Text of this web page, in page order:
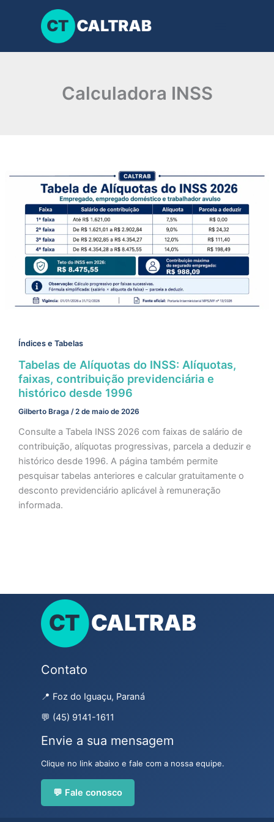
conteúdo
Calculadora INSS
Índices e Tabelas
Tabelas de Alíquotas do INSS: Alíquotas,
faixas, contribuição previdenciária e
histórico desde 1996
Gilberto Braga /2 de maio de 2026
Consulte a Tabela INSS 2026 com faixas de salário de
contribuição, alíquotas progressivas, parcela a deduzir e
histórico desde 1996. A página também permite
pesquisar tabelas anteriores e calcular gratuitamente o
desconto previdenciário aplicável à remuneração
informada.
Contato
📍 Foz do Iguaçu, Paraná
💬 (45) 9141-1611
Envie a sua mensagem
Clique no link abaixo e fale com a nossa equipe.
💬 Fale conosco